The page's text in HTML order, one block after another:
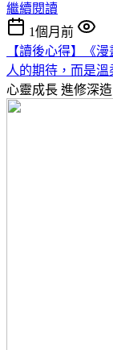
繼續閱讀
1個月前
【讀後心得】《
人的期待，而是
心靈成長 進修深造